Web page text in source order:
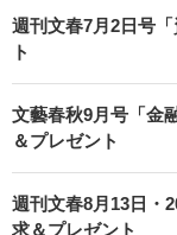
週刊文春7月2日号
ト
文藝春秋9月号「金
＆プレゼント
週刊文春8月13日・
求＆プレゼント